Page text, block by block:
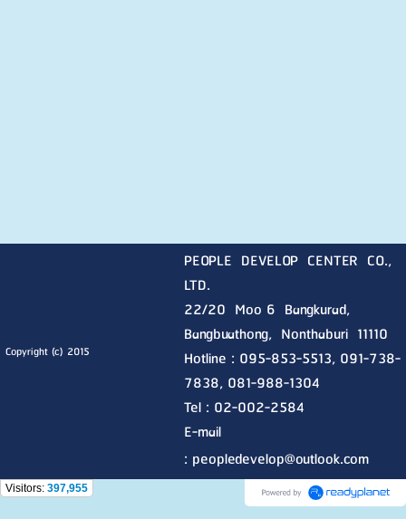
Copyright (c) 2015
PEOPLE DEVELOP CENTER CO.,
LTD.
22/20 Moo 6 Bangkurad,
Bangbuathong, Nonthaburi 11110
Hotline : 095-853-5513, 091-738-
7838, 081-988-1304
Tel : 02-002-2584
E-mail
: peopledevelop@outlook.com
Visitors: 397,955